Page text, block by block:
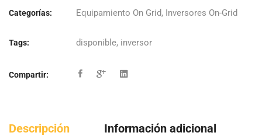
Categorías: Equipamiento On Grid, Inversores On-Grid
Tags: disponible, inversor
Compartir:
Descripción Información adicional